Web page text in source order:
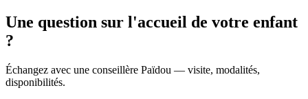
Une question sur l'accueil de votre enfant
?
Échangez avec une conseillère Païdou — visite, modalités,
disponibilités.